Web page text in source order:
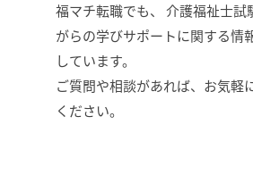
福マチ転職でも、 介護福祉士試
がらの学びサポートに関する情
しています。
ご質問や相談があれば、お気軽
ください。